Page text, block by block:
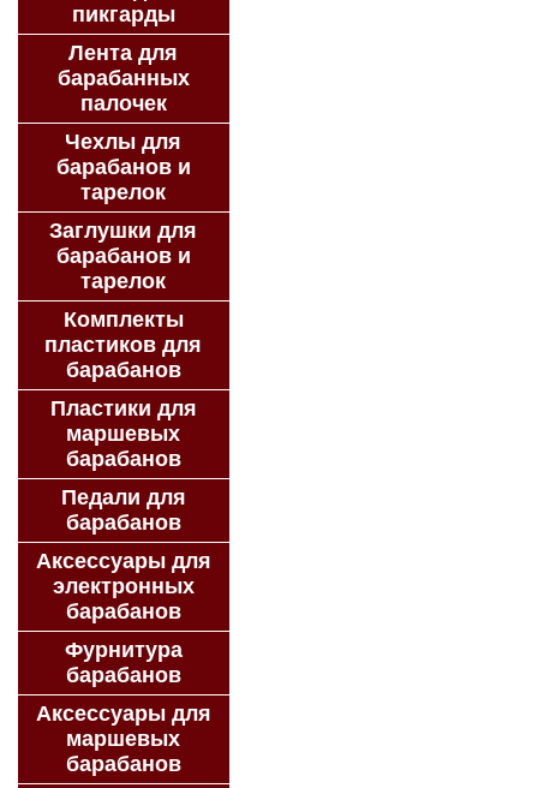
пикгарды
Лента для
барабанных
палочек
Чехлы для
барабанов и
тарелок
Заглушки для
барабанов и
тарелок
Комплекты
пластиков для
барабанов
Пластики для
маршевых
барабанов
Педали для
барабанов
Аксессуары для
электронных
барабанов
Фурнитура
барабанов
Аксессуары для
маршевых
барабанов